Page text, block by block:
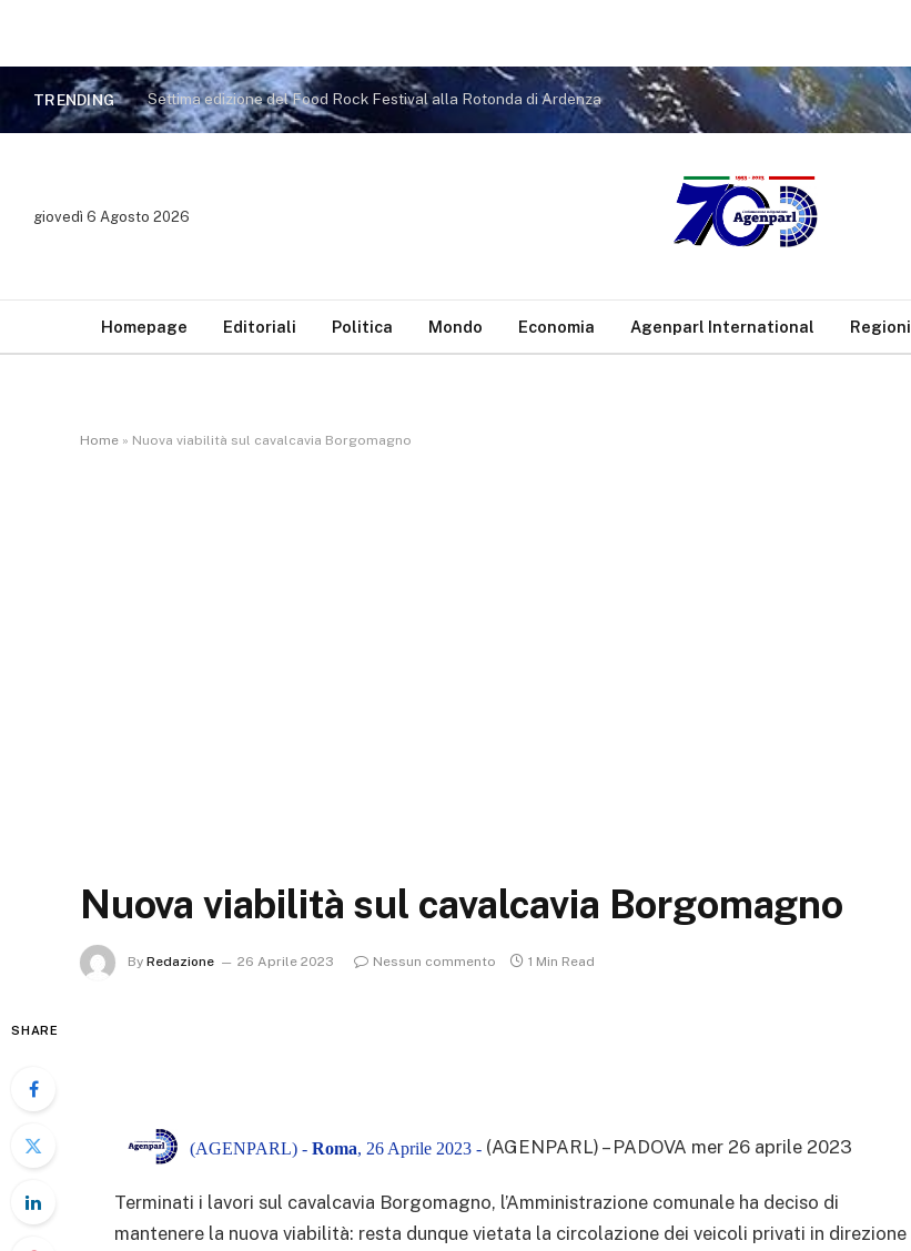
TRENDING Settima edizione del Food Rock Festival alla Rotonda di Ardenza
giovedì 6 Agosto 2026
Homepage Editoriali Politica Mondo Economia Agenparl International Regioni
Home » Nuova viabilità sul cavalcavia Borgomagno
Nuova viabilità sul cavalcavia Borgomagno
By Redazione 26 Aprile 2023 Nessun commento 1 Min Read
SHARE
(AGENPARL) - Roma, 26 Aprile 2023 - (AGENPARL) – PADOVA mer 26 aprile 2023
Terminati i lavori sul cavalcavia Borgomagno, l’Amministrazione comunale ha deciso di
mantenere la nuova viabilità: resta dunque vietata la circolazione dei veicoli privati in direzione